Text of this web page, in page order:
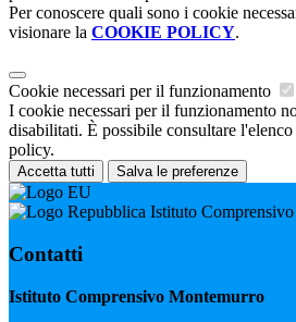
Per conoscere quali sono i cookie
visionare la COOKIE POLICY.
Cookie necessari per il funzionamento
I cookie necessari per il funzionamento
disabilitati. È possibile consultare
policy.
Accetta tutti Salva le preferenze
Istituto
Contatti
Istituto Comprensivo Montemurro